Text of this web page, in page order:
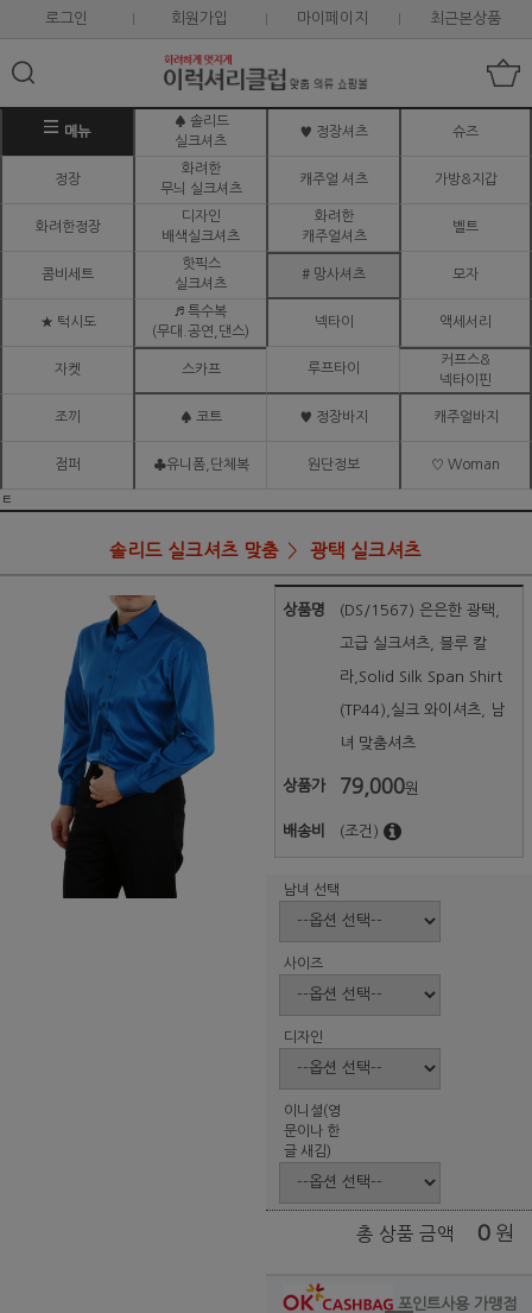
로그인 회원가입 마이페이지 최근본상품
메뉴
♠ 솔리드
실크셔츠
♥ 정장셔츠 슈즈
정장
화려한
무늬 실크셔츠
캐주얼 셔츠 가방&지갑
화려한정장
디자인
배색실크셔츠
화려한
캐주얼셔츠
벨트
콤비세트
핫픽스
실크셔츠
# 망사셔츠 모자
★ 턱시도
♬ 특수복
(무대.공연,댄스)
넥타이 액세서리
자켓 스카프 루프타이
커프스&
넥타이핀
조끼 ♠ 코트 ♥ 정장바지 캐주얼바지
점퍼 ♣유니폼,단체복 원단정보 ♡ Woman
ㅌ
솔리드 실크셔츠 맞춤 광택 실크셔츠
상품명 (DS/1567) 은은한 광택,
고급 실크셔츠, 블루 칼
라,Solid Silk Span Shirt
(TP44),실크 와이셔츠, 남
녀 맞춤셔츠
상품가 79,000원
배송비 (조건)
남녀 선택
사이즈
디자인
이니셜(영
문이나 한
글 새김)
총 상품 금액 0 원
포인트사용 가맹점